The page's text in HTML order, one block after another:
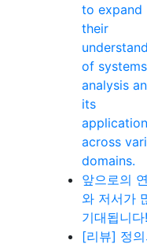
to expand
their
of systems
analysis
its
across
domains.
앞으로의
와 저서가
기대됩니다!
[리뷰] 정